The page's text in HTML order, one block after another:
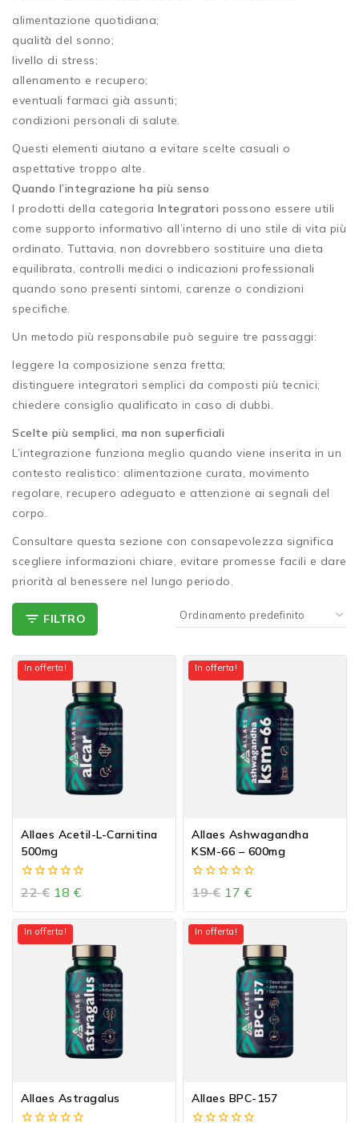
alimentazione quotidiana;
qualità del sonno;
livello di stress;
allenamento e recupero;
eventuali farmaci già assunti;
condizioni personali di salute.
Questi elementi aiutano a evitare scelte casuali o
aspettative troppo alte.
Quando l’integrazione ha più senso
I prodotti della categoria Integratori possono essere utili
come supporto informativo all’interno di uno stile di vita più
ordinato. Tuttavia, non dovrebbero sostituire una dieta
equilibrata, controlli medici o indicazioni professionali
quando sono presenti sintomi, carenze o condizioni
specifiche.
Un metodo più responsabile può seguire tre passaggi:
leggere la composizione senza fretta;
distinguere integratori semplici da composti più tecnici;
chiedere consiglio qualificato in caso di dubbi.
Scelte più semplici, ma non superficiali
L’integrazione funziona meglio quando viene inserita in un
contesto realistico: alimentazione curata, movimento
regolare, recupero adeguato e attenzione ai segnali del
corpo.
Consultare questa sezione con consapevolezza significa
scegliere informazioni chiare, evitare promesse facili e dare
priorità al benessere nel lungo periodo.
FILTRO
In offerta!
Allaes Acetil-L-Carnitina
500mg
0
out
of
5
22€ 18 €
In offerta!
Allaes Ashwagandha
KSM-66 – 600mg
0
out
of
5
19€ 17 €
In offerta!
Allaes Astragalus
In offerta!
Allaes BPC-157